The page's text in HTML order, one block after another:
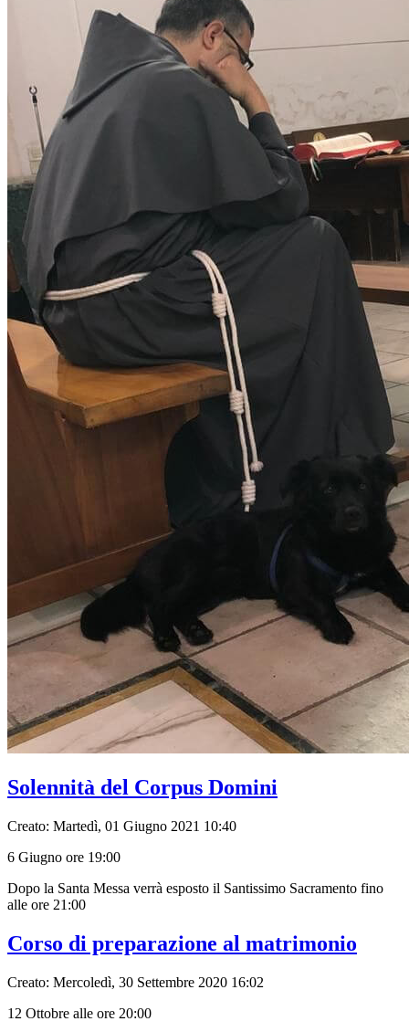
Solennità del Corpus Domini
Creato: Martedì, 01 Giugno 2021 10:40
6 Giugno ore 19:00
Dopo la Santa Messa verrà esposto il Santissimo Sacramento fino
alle ore 21:00
Corso di preparazione al matrimonio
Creato: Mercoledì, 30 Settembre 2020 16:02
12 Ottobre alle ore 20:00